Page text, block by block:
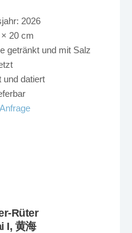
2026
20 cm
getränkt und mit Salz
und datiert
Rüter
I, 黄海